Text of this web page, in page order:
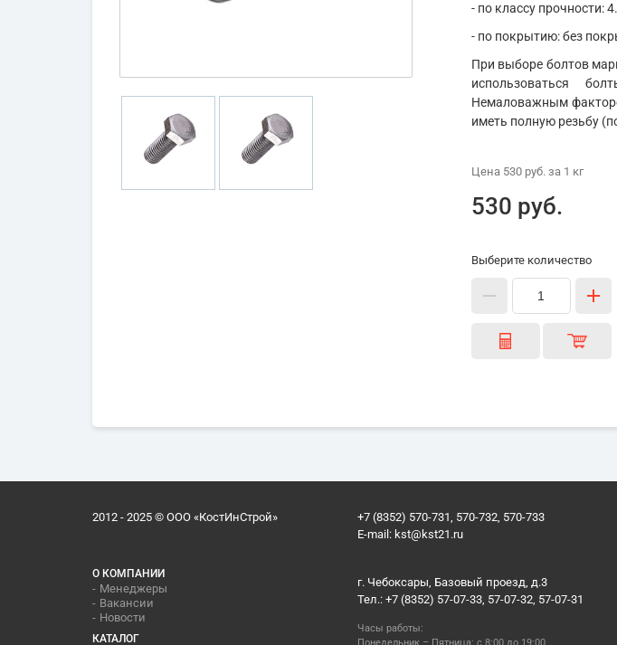
- по классу прочности:
- по покрытию: без
При выборе болтов
использоваться
Немаловажным
иметь полную резьбу
Цена 530 руб.за 1 кг
530 руб.
Выберите количество
2012 - 2025 © ООО «КостИнСтрой»
+7 (8352) 570-731, 570-732, 570-733
E-mail: kst@kst21.ru
О КОМПАНИИ
Менеджеры
Вакансии
Новости
КАТАЛОГ
г. Чебоксары, Базовый проезд, д.3
Тел.: +7 (8352) 57-07-33, 57-07-32, 57-07-31
Часы работы: